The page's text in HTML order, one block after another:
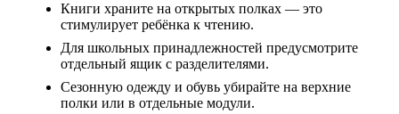
Книги храните на открытых полках — это
стимулирует ребёнка к чтению.
Для школьных принадлежностей предусмотрите
отдельный ящик с разделителями.
Сезонную одежду и обувь убирайте на верхние
полки или в отдельные модули.